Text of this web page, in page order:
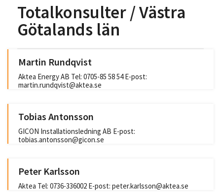
Totalkonsulter / Västra
Götalands län
Martin Rundqvist
Aktea Energy AB Tel: 0705-85 58 54 E-post:
martin.rundqvist@aktea.se
Tobias Antonsson
GICON Installationsledning AB E-post:
tobias.antonsson@gicon.se
Peter Karlsson
Aktea Tel: 0736-336002 E-post: peter.karlsson@aktea.se